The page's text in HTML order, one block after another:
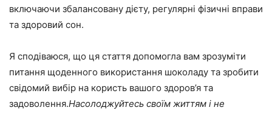
включаючи збалансовану дієту, регулярні фізичні вправи
та здоровий сон.
Я сподіваюся, що ця стаття допомогла вам зрозуміти
питання щоденного використання шоколаду та зробити
свідомий вибір на користь вашого здоров’я та
задоволення.Насолоджуйтесь своїм життям і не